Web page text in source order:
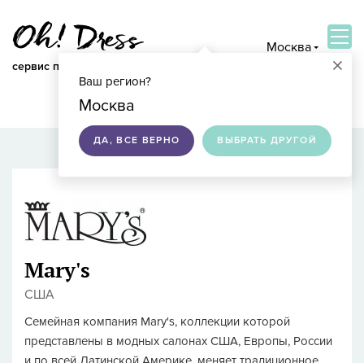
сервис по подбору свадебных платьев
Москва
×
Ваш регион?
Москва
ДА, ВСЕ ВЕРНО ВЫБРАТЬ ДРУГОЙ
Mary's
США
Семейная компания Mary's, коллекции которой
представлены в модных салонах США, Европы, России